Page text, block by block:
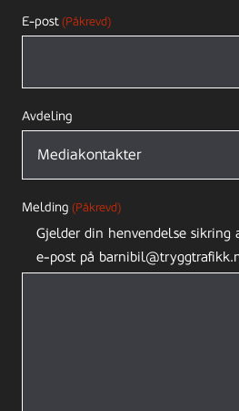
E-post (Påkrevd)
Avdeling
Melding (Påkrevd)
Gjelder din henvendelse sikring
e-post på